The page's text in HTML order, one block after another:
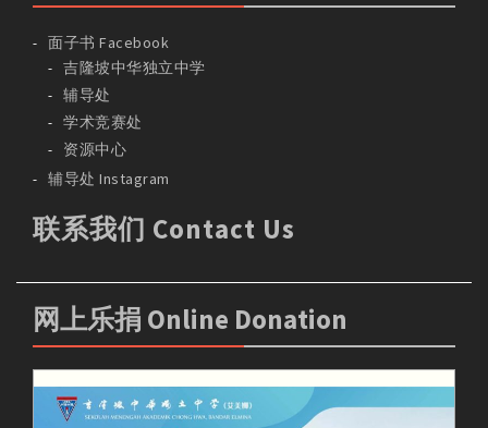
面子书 Facebook
吉隆坡中华独立中学
辅导处
学术竞赛处
资源中心
辅导处 Instagram
联系我们 Contact Us
网上乐捐 Online Donation